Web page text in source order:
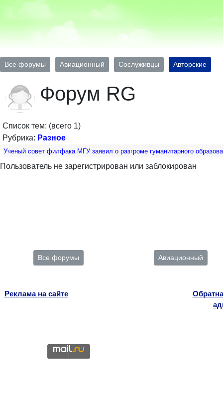
Все форумы Авиационный Сослуживцы Авторские
Форум RG
Список тем: (всего 1)
Рубрика: Разное
Ученый совет филфака МГУ заявил о разгроме гуманитарного
Пользователь не зарегистрирован или заблокирован
Все форумы Авиационный
Реклама на сайте